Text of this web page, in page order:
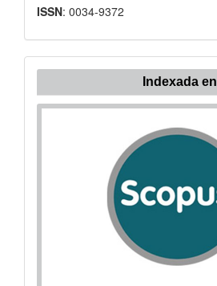
ISSN: 0034-9372
Indexada
Indexada en